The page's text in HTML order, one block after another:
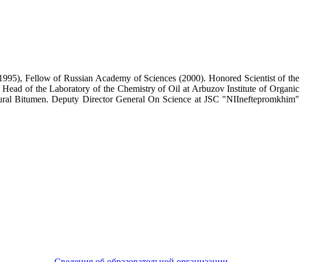
Fellow of Russian Academy of Sciences (2000). Honored Scientist of the
of the Laboratory of the Chemistry of Oil at Arbuzov Institute of Organic
Bitumen. Deputy Director General On Science at JSC "NIIneftepromkhim"